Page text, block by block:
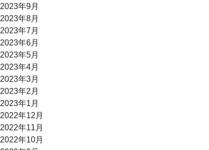
2023年9月
2023年8月
2023年7月
2023年6月
2023年5月
2023年4月
2023年3月
2023年2月
2023年1月
2022年12月
2022年11月
2022年10月